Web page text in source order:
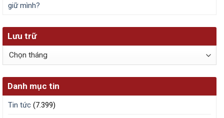
giữ mình?
Lưu trữ
Lưu
Danh mục tin
Tin tức (7.399)